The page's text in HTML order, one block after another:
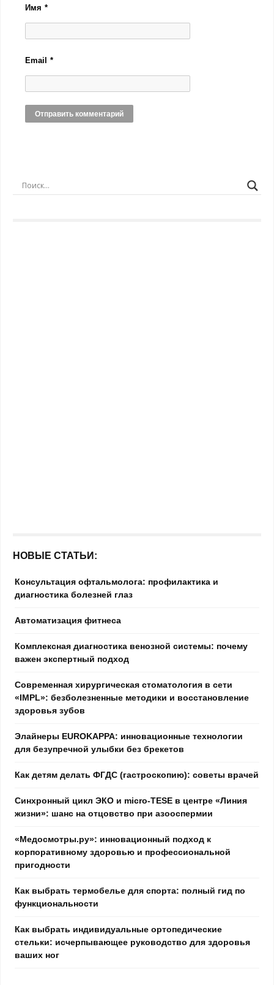
Имя*
Email*
НОВЫЕ СТАТЬИ:
Консультация офтальмолога: профилактика и
диагностика болезней глаз
Автоматизация фитнеса
Комплексная диагностика венозной системы: почему
важен экспертный подход
Современная хирургическая стоматология в сети
«IMPL»: безболезненные методики и восстановление
здоровья зубов
Элайнеры EUROKAPPA: инновационные технологии
для безупречной улыбки без брекетов
Как детям делать ФГДС (гастроскопию): советы врачей
Синхронный цикл ЭКО и micro-TESE в центре «Линия
жизни»: шанс на отцовство при азооспермии
«Медосмотры.ру»: инновационный подход к
корпоративному здоровью и профессиональной
пригодности
Как выбрать термобелье для спорта: полный гид по
функциональности
Как выбрать индивидуальные ортопедические
стельки: исчерпывающее руководство для здоровья
ваших ног